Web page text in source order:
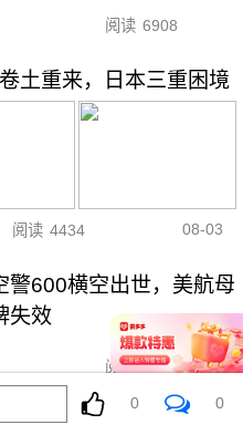
阅读 6908
土重来，日本三重困境
阅读 4434 08-03
警600横空出世，美航母
失效
阅读 23280
撕掉和平面具，公然发
0 0